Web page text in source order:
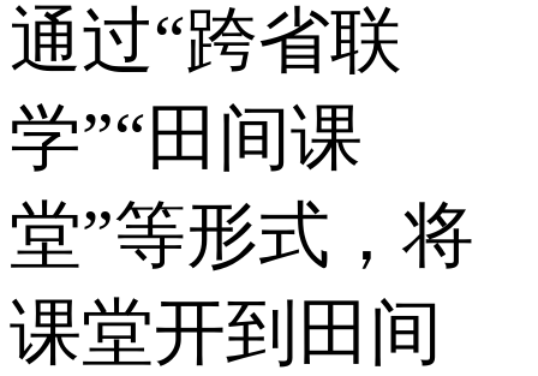
通过“跨省联
学”“田间课
堂”等形式，将
课堂开到田间